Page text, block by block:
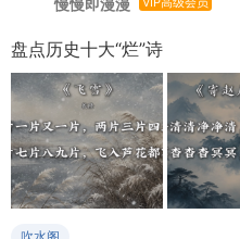
吹水阁
～风介～